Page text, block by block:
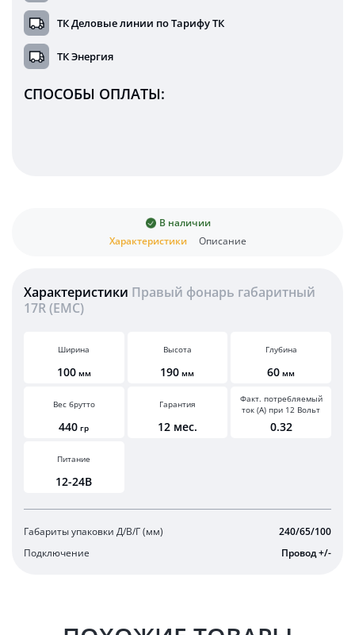
ТК Деловые линии по Тарифу ТК
ТК Энергия
СПОСОБЫ ОПЛАТЫ:
Характеристики Описание
В наличии
Характеристики Правый фонарь габаритный
17R (EMC)
Ширина
100 мм
Высота
190 мм
Глубина
60 мм
Вес брутто
440 гр
Гарантия
12 мес.
Факт. потребляемый
ток (А) при 12 Вольт
0.32
Питание
12-24В
Габариты упаковки Д/В/Г (мм)
240/65/100
Подключение
Провод +/-